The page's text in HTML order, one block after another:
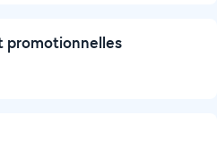
promotionnelles